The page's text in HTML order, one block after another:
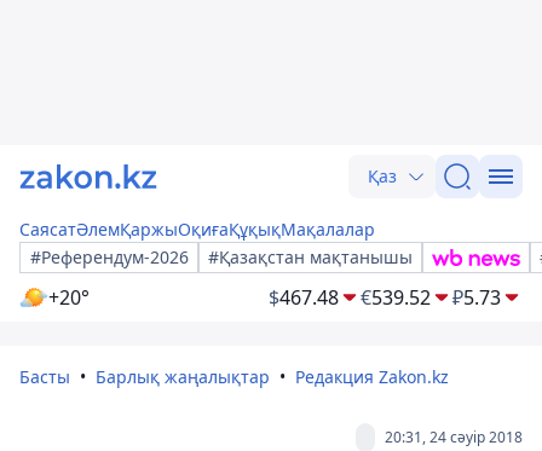
Қаз
СаясатӘлемҚаржыОқиғаҚұқықМақалалар
#Референдум-2026
#Қазақстан мақтанышы
+20° $467.48 €539.52 ₽5.73
Басты Барлық жаңалықтар Редакция Zakon.kz
20:31, 24 сәуір 2018